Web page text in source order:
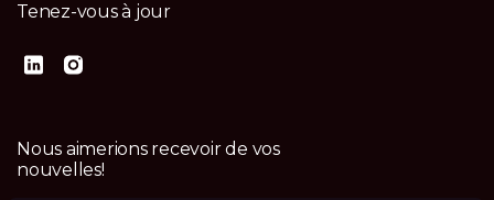
Tenez-vous à jour
Nous aimerions recevoir de vos
nouvelles!